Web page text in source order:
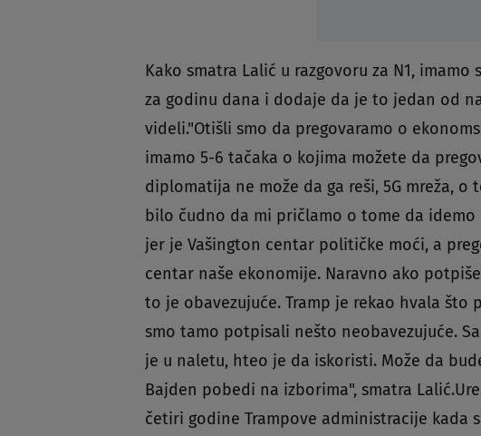
Kako smatra Lalić u razgovoru za N1,
za godinu dana i dodaje da je to jedan od
videli."Otišli smo da pregovaramo o
imamo 5-6 tačaka o kojima možete da
diplomatija ne može da ga reši, 5G mreža, o
bilo čudno da mi pričlamo o tome da
jer je Vašington centar političke moći, a
centar naše ekonomije. Naravno ako
to je obavezujuće. Tramp je rekao hvala što
smo tamo potpisali nešto neobavezujuće.
je u naletu, hteo je da iskoristi. Može da
Bajden pobedi na izborima", smatra
četiri godine Trampove administracije kada